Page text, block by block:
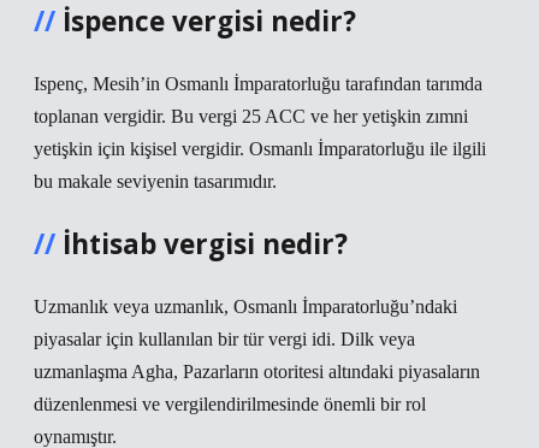
İspence vergisi nedir?
Ispenç, Mesih’in Osmanlı İmparatorluğu tarafından tarımda
toplanan vergidir. Bu vergi 25 ACC ve her yetişkin zımni
yetişkin için kişisel vergidir. Osmanlı İmparatorluğu ile ilgili
bu makale seviyenin tasarımıdır.
İhtisab vergisi nedir?
Uzmanlık veya uzmanlık, Osmanlı İmparatorluğu’ndaki
piyasalar için kullanılan bir tür vergi idi. Dilk veya
uzmanlaşma Agha, Pazarların otoritesi altındaki piyasaların
düzenlenmesi ve vergilendirilmesinde önemli bir rol
oynamıştır.